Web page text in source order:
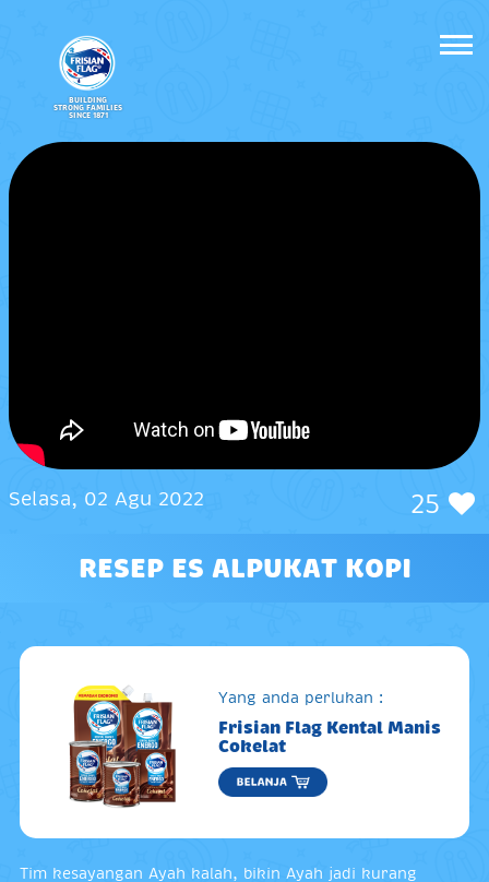
BUILDING
STRONG FAMILIES
SINCE 1871
Selasa, 02 Agu 2022 25
RESEP ES ALPUKAT KOPI
Yang anda perlukan :
Frisian Flag Kental Manis
Cokelat
Tim kesayangan Ayah kalah, bikin Ayah jadi kurang